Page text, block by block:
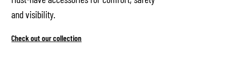
and visibility.
Check out our collection